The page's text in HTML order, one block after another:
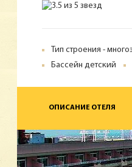
Тип строения -
Бассейн детский
ОПИСАНИЕ ОТЕЛЯ